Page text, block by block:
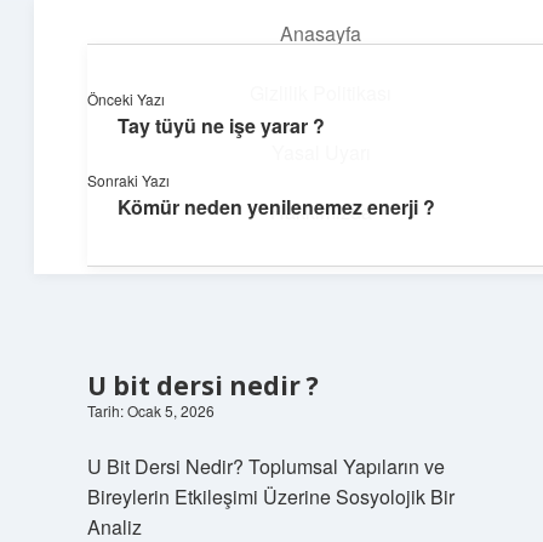
Anasayfa
Hakkımızda
Dijital Köşe
Güncel paylaşımlar ve ilginç keşiflerle dolu içerikler.
U bit dersi nedir ?
Tarih: Ocak 5, 2026
U Bit Dersi Nedir? Toplumsal Yapıların ve
Bireylerin Etkileşimi Üzerine Sosyolojik Bir
Analiz
Önceki Yazı
Tay tüyü ne işe yarar ?
Sonraki Yazı
Kömür neden yenilenemez enerji ?